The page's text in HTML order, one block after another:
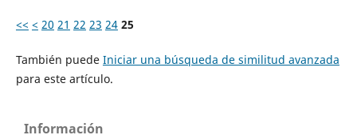
<< < 20 21 22 23 24 25
También puede Iniciar una búsqueda de similitud avanzada
para este artículo.
Información